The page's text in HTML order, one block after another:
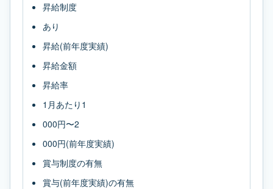
昇給制度
あり
昇給(前年度実績)
昇給金額
昇給率
1月あたり1
000円〜2
000円(前年度実績)
賞与制度の有無
賞与(前年度実績)の有無